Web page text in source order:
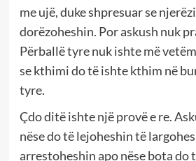
me ujë, duke shpresuar se
dorëzoheshin. Por askush nuk
Përballë tyre nuk ishte më
se kthimi do të ishte kthim në
tyre.
Çdo ditë ishte një provë e re.
nëse do të lejoheshin të
arrestoheshin apo nëse bota do